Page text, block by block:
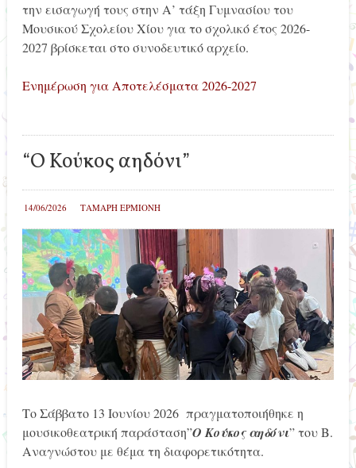
την εισαγωγή τους στην Α’ τάξη Γυμνασίου του
Μουσικού Σχολείου Χίου για το σχολικό έτος 2026-
2027 βρίσκεται στο συνοδευτικό αρχείο.
Ενημέρωση για Αποτελέσματα 2026-2027
“Ο Κούκος αηδόνι”
14/06/2026 ΤΑΜΑΡΗ ΕΡΜΙΟΝΗ
Το Σάββατο 13 Ιουνίου 2026 πραγματοποιήθηκε η
μουσικοθεατρική παράσταση”Ο Κούκος αηδόνι” του Β.
Αναγνώστου με θέμα τη διαφορετικότητα.